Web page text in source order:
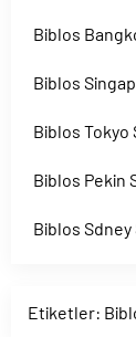
Biblos
Biblos
Biblos Tokyo
Biblos Pekin
Biblos Sdney
Etiketler: